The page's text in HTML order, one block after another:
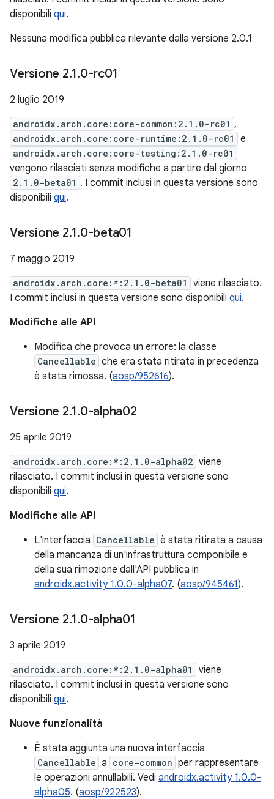
disponibili qui.
Nessuna modifica pubblica rilevante dalla versione 2.0.1
Versione 2.1.0-rc01
2 luglio 2019
androidx.arch.core:core-common:2.1.0-rc01 ,
androidx.arch.core:core-runtime:2.1.0-rc01 e
androidx.arch.core:core-testing:2.1.0-rc01
vengono rilasciati senza modifiche a partire dal giorno
2.1.0-beta01 . I commit inclusi in questa versione sono
disponibili qui.
Versione 2.1.0-beta01
7 maggio 2019
androidx.arch.core:*:2.1.0-beta01
viene rilasciato.
I commit inclusi in questa versione sono disponibili qui.
Modifiche alle API
Modifica che provoca un errore: la classe
Cancellable che era stata ritirata in precedenza
è stata rimossa. (aosp/952616).
Versione 2.1.0-alpha02
25 aprile 2019
androidx.arch.core:*:2.1.0-alpha02 viene
rilasciato. I commit inclusi in questa versione sono
disponibili qui.
Modifiche alle API
L'interfaccia Cancellable è stata ritirata a causa
della mancanza di un'infrastruttura componibile e
della sua rimozione dall'API pubblica in
androidx.activity 1.0.0-alpha07. (aosp/945461).
Versione 2.1.0-alpha01
3 aprile 2019
androidx.arch.core:*:2.1.0-alpha01
viene
rilasciato. I commit inclusi in questa versione sono
disponibili qui.
Nuove funzionalità
È stata aggiunta una nuova interfaccia
Cancellable a core-common per rappresentare
le operazioni annullabili. Vedi androidx.activity 1.0.0-
alpha05. (aosp/922523).